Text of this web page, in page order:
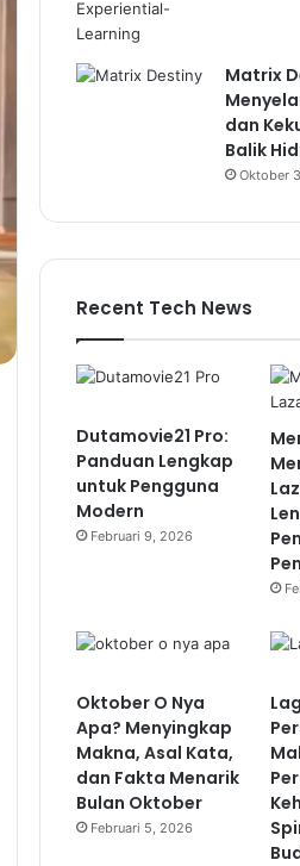
Matrix
dan
Balik
Oktober
Recent Tech News
Dutamovie21 Pro:
Panduan Lengkap
untuk Pengguna
Modern
Februari 9, 2026
Oktober O Nya
Apa? Menyingkap
Makna, Asal Kata,
dan Fakta Menarik
Bulan Oktober
Februari 5, 2026